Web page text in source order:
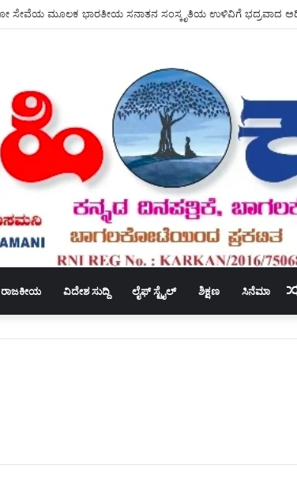
ರಾಜಕೀಯ ವಿದೇಶ ಸುದ್ದಿ ಲೈಫ್ ಸ್ಟೈಲ್ ಶಿಕ್ಷಣ ಸಿನೆಮಾ